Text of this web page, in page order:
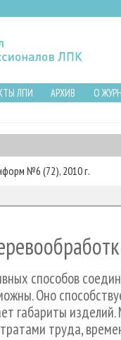
ЛПИ АРХИВ О
№6 (72), 2010 г.
способов
Оно
габариты
труда,